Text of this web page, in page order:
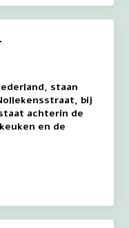
staan
bij
achterin de
en de